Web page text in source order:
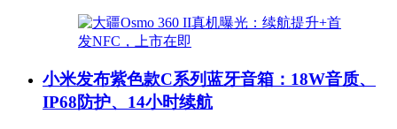
小米发布紫色款C系列蓝牙音箱：18W音质、
IP68防护、14小时续航